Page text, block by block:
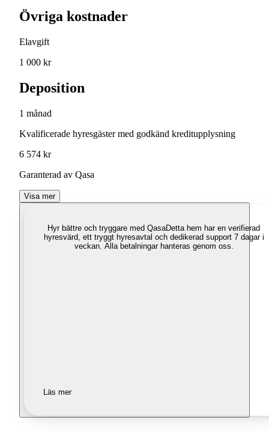
Övriga kostnader
Elavgift
1 000 kr
Deposition
1 månad
Kvalificerade hyresgäster med godkänd kreditupplysning
6 574 kr
Garanterad av Qasa
Visa mer
Hyr bättre och tryggare med QasaDetta hem har en verifierad
hyresvärd, ett tryggt hyresavtal och dedikerad support 7 dagar i
veckan. Alla betalningar hanteras genom oss.
Läs mer